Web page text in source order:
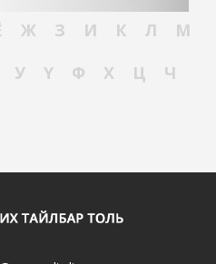
Ж З И К Л
М
У Ү Ф Х Ц
Ч